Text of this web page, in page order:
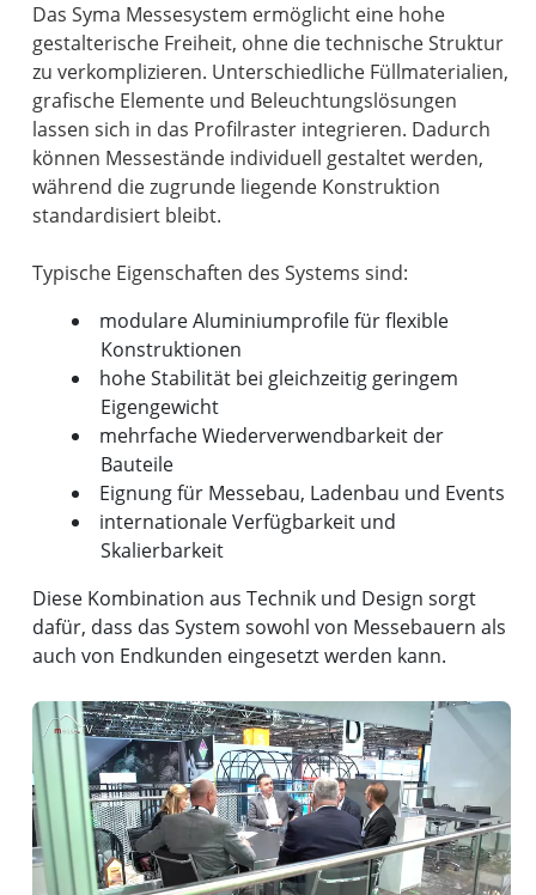
Das Syma Messesystem ermöglicht eine hohe
gestalterische Freiheit, ohne die technische Struktur
zu verkomplizieren. Unterschiedliche Füllmaterialien,
grafische Elemente und Beleuchtungslösungen
lassen sich in das Profilraster integrieren. Dadurch
können Messestände individuell gestaltet werden,
während die zugrunde liegende Konstruktion
standardisiert bleibt.
modulare Aluminiumprofile für flexible
Konstruktionen
hohe Stabilität bei gleichzeitig geringem
Eigengewicht
mehrfache Wiederverwendbarkeit der
Bauteile
Eignung für Messebau, Ladenbau und Events
internationale Verfügbarkeit und
Skalierbarkeit
Diese Kombination aus Technik und Design sorgt
dafür, dass das System sowohl von Messebauern als
auch von Endkunden eingesetzt werden kann.